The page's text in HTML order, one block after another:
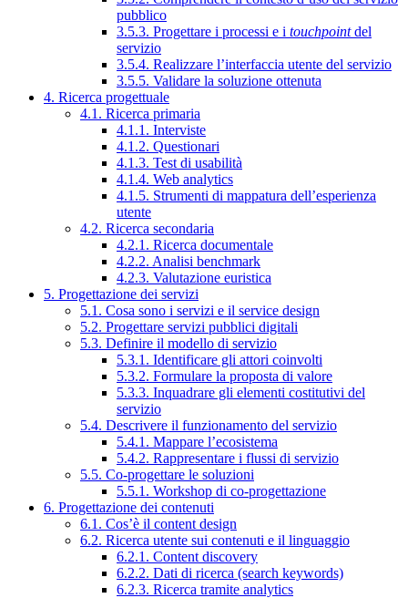
pubblico
3.5.3. Progettare i processi e i touchpointdel
servizio
3.5.4. Realizzare l’interfaccia utente del servizio
3.5.5. Validare la soluzione ottenuta
4. Ricerca progettuale
4.1. Ricerca primaria
4.1.1. Interviste
4.1.2. Questionari
4.1.3. Test di usabilità
4.1.4. Web analytics
4.1.5. Strumenti di mappatura dell’esperienza
utente
4.2. Ricerca secondaria
4.2.1. Ricerca documentale
4.2.2. Analisi benchmark
4.2.3. Valutazione euristica
5. Progettazione dei servizi
5.1. Cosa sono i servizi e il service design
5.2. Progettare servizi pubblici digitali
5.3. Definire il modello di servizio
5.3.1. Identificare gli attori coinvolti
5.3.2. Formulare la proposta di valore
5.3.3. Inquadrare gli elementi costitutivi del
servizio
5.4. Descrivere il funzionamento del servizio
5.4.1. Mappare l’ecosistema
5.4.2. Rappresentare i flussi di servizio
5.5. Co-progettare le soluzioni
5.5.1. Workshop di co-progettazione
6. Progettazione dei contenuti
6.1. Cos’è il content design
6.2. Ricerca utente sui contenuti e il linguaggio
6.2.1. Content discovery
6.2.2. Dati di ricerca (search keywords)
6.2.3. Ricerca tramite analytics